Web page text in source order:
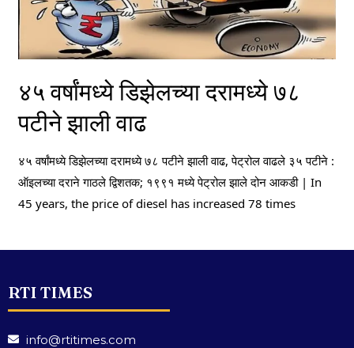
४५ वर्षांमध्ये डिझेलच्या दरामध्ये ७८
पटीने झाली वाढ
४५ वर्षांमध्ये डिझेलच्या दरामध्ये ७८ पटीने झाली वाढ, पेट्रोल वाढले ३५ पटीने :
ऑइलच्या दराने गाठले द्विशतक; १९९१ मध्ये पेट्रोल झाले दोन आकडी | In
45 years, the price of diesel has increased 78 times
RTI TIMES
info@rtitimes.com